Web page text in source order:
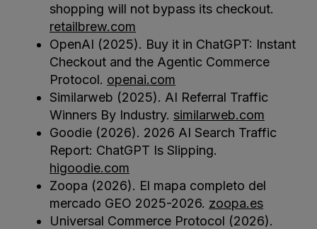
shopping will not bypass its checkout.
retailbrew.com
OpenAI (2025). Buy it in ChatGPT: Instant
Checkout and the Agentic Commerce
Protocol. openai.com
Similarweb (2025). AI Referral Traffic
Winners By Industry. similarweb.com
Goodie (2026). 2026 AI Search Traffic
Report: ChatGPT Is Slipping.
higoodie.com
Zoopa (2026). El mapa completo del
mercado GEO 2025-2026. zoopa.es
Universal Commerce Protocol (2026).